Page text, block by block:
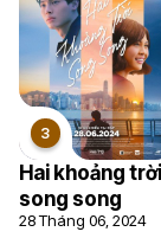
Hai khoảng trời
song song
28 Tháng 06, 2024